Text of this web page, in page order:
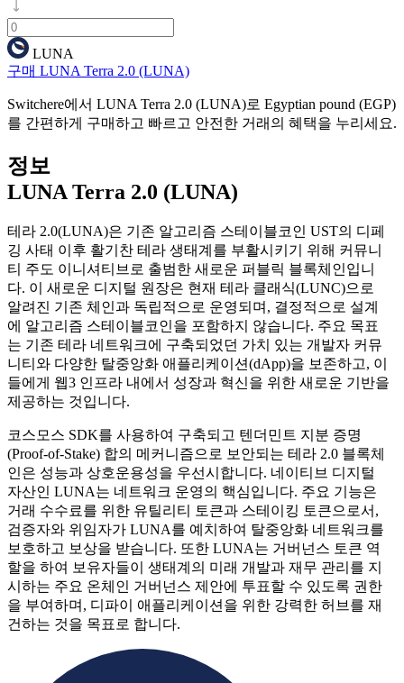
LUNA
구매 LUNA Terra 2.0 (LUNA)
Switchere에서 LUNA Terra 2.0 (LUNA)로 Egyptian pound (EGP)
를 간편하게 구매하고 빠르고 안전한 거래의 혜택을 누리세요.
정보
LUNA Terra 2.0 (LUNA)
테라 2.0(LUNA)은 기존 알고리즘 스테이블코인 UST의 디페
깅 사태 이후 활기찬 테라 생태계를 부활시키기 위해 커뮤니
티 주도 이니셔티브로 출범한 새로운 퍼블릭 블록체인입니
다. 이 새로운 디지털 원장은 현재 테라 클래식(LUNC)으로
알려진 기존 체인과 독립적으로 운영되며, 결정적으로 설계
에 알고리즘 스테이블코인을 포함하지 않습니다. 주요 목표
는 기존 테라 네트워크에 구축되었던 가치 있는 개발자 커뮤
니티와 다양한 탈중앙화 애플리케이션(dApp)을 보존하고, 이
들에게 웹3 인프라 내에서 성장과 혁신을 위한 새로운 기반을
제공하는 것입니다.
코스모스 SDK를 사용하여 구축되고 텐더민트 지분 증명
(Proof-of-Stake) 합의 메커니즘으로 보안되는 테라 2.0 블록체
인은 성능과 상호운용성을 우선시합니다. 네이티브 디지털
자산인 LUNA는 네트워크 운영의 핵심입니다. 주요 기능은
거래 수수료를 위한 유틸리티 토큰과 스테이킹 토큰으로서,
검증자와 위임자가 LUNA를 예치하여 탈중앙화 네트워크를
보호하고 보상을 받습니다. 또한 LUNA는 거버넌스 토큰 역
할을 하여 보유자들이 생태계의 미래 개발과 재무 관리를 지
시하는 주요 온체인 거버넌스 제안에 투표할 수 있도록 권한
을 부여하며, 디파이 애플리케이션을 위한 강력한 허브를 재
건하는 것을 목표로 합니다.